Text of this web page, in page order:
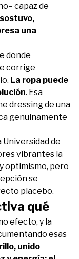
capaz de
una
donde
corrige
La ropa puede
. Esa
dressing de una
genuinamente
Universidad de
vibrantes la
optimismo, pero
se
placebo.
qué
efecto, y la
esas
unido